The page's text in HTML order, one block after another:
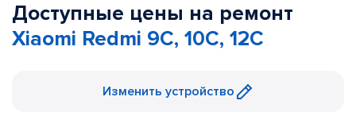
Доступные цены на ремонт
Xiaomi Redmi 9C, 10C, 12C
Изменить устройство